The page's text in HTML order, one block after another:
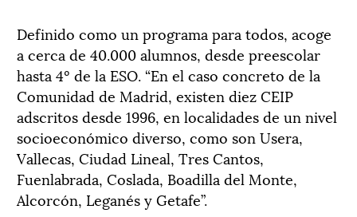
Definido como un programa para todos, acoge
a cerca de 40.000 alumnos, desde preescolar
hasta 4º de la ESO. “En el caso concreto de la
Comunidad de Madrid, existen diez CEIP
adscritos desde 1996, en localidades de un nivel
socioeconómico diverso, como son Usera,
Vallecas, Ciudad Lineal, Tres Cantos,
Fuenlabrada, Coslada, Boadilla del Monte,
Alcorcón, Leganés y Getafe”.